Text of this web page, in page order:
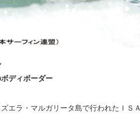
ディボーダー
エラ・マルガリータ島で行われたＩＳ